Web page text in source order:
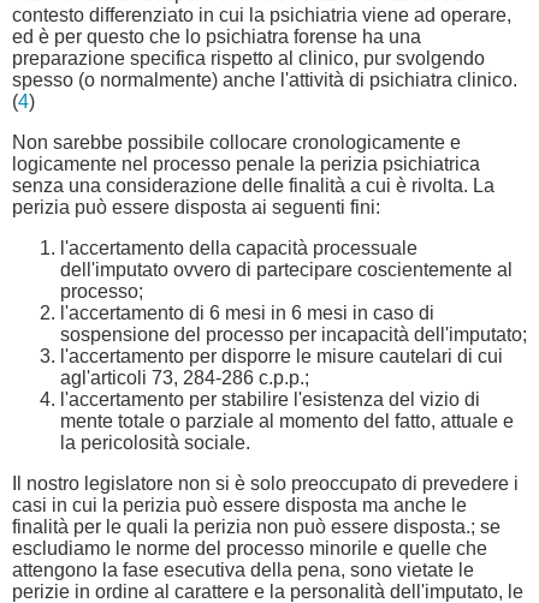
contesto differenziato in cui la psichiatria viene ad operare,
ed è per questo che lo psichiatra forense ha una
preparazione specifica rispetto al clinico, pur svolgendo
spesso (o normalmente) anche l'attività di psichiatra clinico.
(4)
Non sarebbe possibile collocare cronologicamente e
logicamente nel processo penale la perizia psichiatrica
senza una considerazione delle finalità a cui è rivolta. La
perizia può essere disposta ai seguenti fini:
l'accertamento della capacità processuale
dell'imputato ovvero di partecipare coscientemente al
processo;
l'accertamento di 6 mesi in 6 mesi in caso di
sospensione del processo per incapacità dell'imputato;
l'accertamento per disporre le misure cautelari di cui
agl'articoli 73, 284-286 c.p.p.;
l'accertamento per stabilire l'esistenza del vizio di
mente totale o parziale al momento del fatto, attuale e
la pericolosità sociale.
Il nostro legislatore non si è solo preoccupato di prevedere i
casi in cui la perizia può essere disposta ma anche le
finalità per le quali la perizia non può essere disposta.; se
escludiamo le norme del processo minorile e quelle che
attengono la fase esecutiva della pena, sono vietate le
perizie in ordine al carattere e la personalità dell'imputato, le